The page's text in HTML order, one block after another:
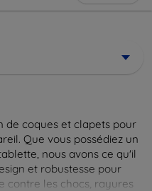
de coques et clapets pour
Que vous possédiez un
nous avons ce qu'il
et robustesse pour
contre les chocs, rayures